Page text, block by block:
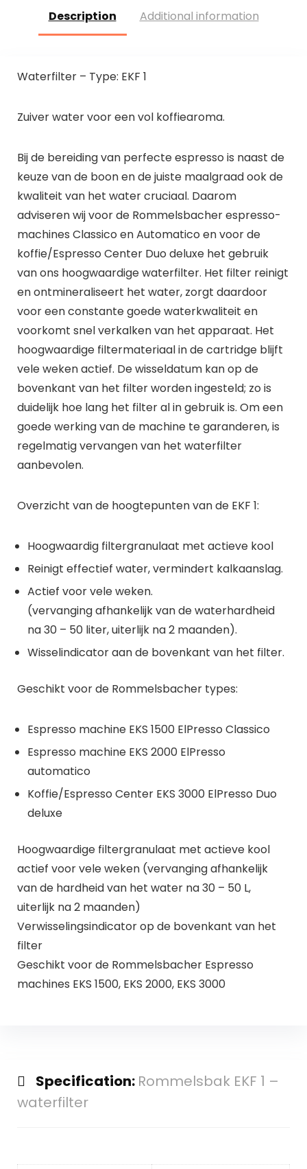
Description Additional information
Waterfilter – Type: EKF 1
Zuiver water voor een vol koffiearoma.
Bij de bereiding van perfecte espresso is naast de
keuze van de boon en de juiste maalgraad ook de
kwaliteit van het water cruciaal. Daarom
adviseren wij voor de Rommelsbacher espresso-
machines Classico en Automatico en voor de
koffie/Espresso Center Duo deluxe het gebruik
van ons hoogwaardige waterfilter. Het filter reinigt
en ontmineraliseert het water, zorgt daardoor
voor een constante goede waterkwaliteit en
voorkomt snel verkalken van het apparaat. Het
hoogwaardige filtermateriaal in de cartridge blijft
vele weken actief. De wisseldatum kan op de
bovenkant van het filter worden ingesteld; zo is
duidelijk hoe lang het filter al in gebruik is. Om een
goede werking van de machine te garanderen, is
regelmatig vervangen van het waterfilter
aanbevolen.
Overzicht van de hoogtepunten van de EKF 1:
Hoogwaardig filtergranulaat met actieve kool
Reinigt effectief water, vermindert kalkaanslag.
Actief voor vele weken.
(vervanging afhankelijk van de waterhardheid
na 30 – 50 liter, uiterlijk na 2 maanden).
Wisselindicator aan de bovenkant van het filter.
Geschikt voor de Rommelsbacher types:
Espresso machine EKS 1500 ElPresso Classico
Espresso machine EKS 2000 ElPresso
automatico
Koffie/Espresso Center EKS 3000 ElPresso Duo
deluxe
Hoogwaardige filtergranulaat met actieve kool
actief voor vele weken (vervanging afhankelijk
van de hardheid van het water na 30 – 50 L,
uiterlijk na 2 maanden)
Verwisselingsindicator op de bovenkant van het
filter
Geschikt voor de Rommelsbacher Espresso
machines EKS 1500, EKS 2000, EKS 3000
Specification: Rommelsbak EKF 1 –
waterfilter